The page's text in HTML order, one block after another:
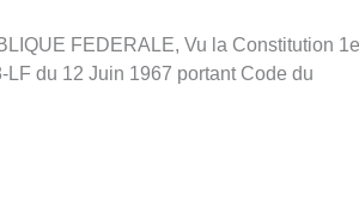
FEDERALE, Vu la Constitution
LF du 12 Juin 1967 portant Code du